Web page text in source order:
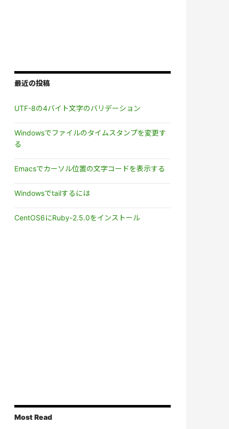
最近の投稿
UTF-8の4バイト文字のバリデーション
Windowsでファイルのタイムスタンプを変更す
る
Emacsでカーソル位置の文字コードを表示する
Windowsでtailするには
CentOS6にRuby-2.5.0をインストール
Most Read